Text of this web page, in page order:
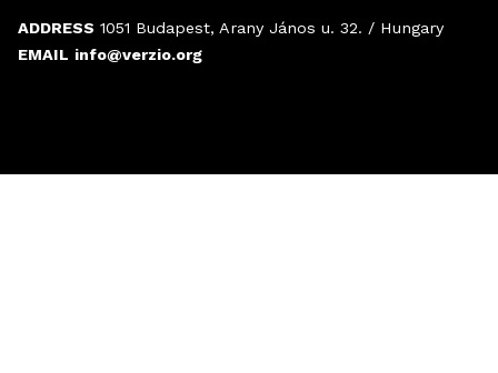
ADDRESS 1051 Budapest, Arany János u. 32. / Hungary
EMAIL info@verzio.org